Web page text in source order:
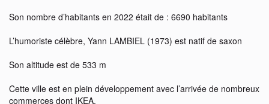
Son nombre d’habitants en 2022 était de : 6690 habitants
L’humoriste célèbre, Yann LAMBIEL (1973) est natif de saxon
Son altitude est de 533 m
Cette ville est en plein développement avec l’arrivée de nombreux
commerces dont IKEA.